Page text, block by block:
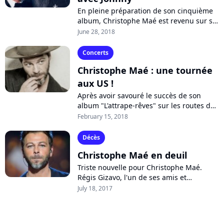
En pleine préparation de son cinquième
album, Christophe Maé est revenu sur sa
rencontre avec Johnny Hallyday. S'il a
June 28, 2018
Concerts
Christophe Maé : une tournée
aux US !
Après avoir savouré le succès de son
album "L'attrape-rêves" sur les routes de
France, Christophe Maé annonce une
February 15, 2018
Décès
Christophe Maé en deuil
Triste nouvelle pour Christophe Maé.
Régis Gizavo, l'un de ses amis et
musiciens, est décédé suite à un malaise
July 18, 2017